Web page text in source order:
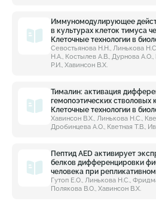
Иммуномодулирующее
в культурах клеток тимуса
Клеточные технологии в
Севостьянова Н.Н., Линькова
Н.А., Костылев А.В., Дурнова
Р.И., Хавинсон В.Х.
Тималин: активация
гемопоэтических стволовых
Клеточные технологии в
Хавинсон В.Х., Линькова Н.С.,
Дробинцева А.О., Кветная Т.В.,
Пептид AED активирует
белков дифференцировки
человека при
Молекулярная медицина.
Гутоп Е.О., Линькова Н.С.,
Полякова В.О., Хавинсон В.Х.